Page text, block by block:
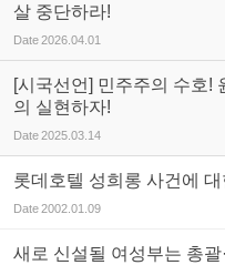
살 중단하라!
Date2026.04.01
[시국선언] 민주주의 수호!
의 실현하자!
Date2025.03.14
롯데호텔 성희롱 사건에 대
Date2002.01.09
새로 신설될 여성부는 총